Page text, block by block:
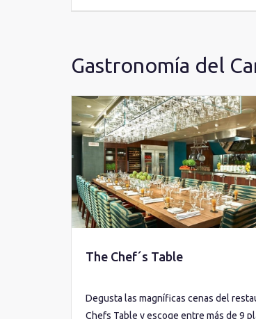
Gastronomía del
The Chef´s Table
Degusta las magníficas cenas del
Chefs Table y escoge entre más de 9